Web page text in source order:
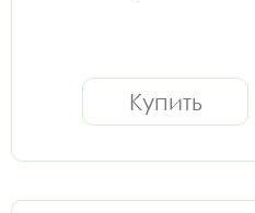
Купить